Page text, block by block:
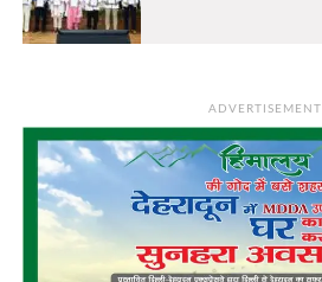
ADVERTISEMENT